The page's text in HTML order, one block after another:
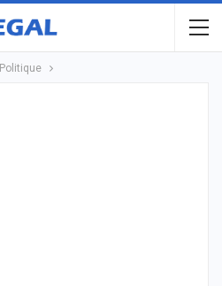
Politique